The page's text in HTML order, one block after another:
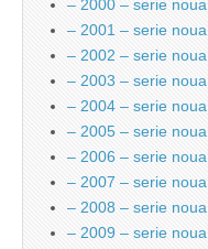
– 2000 – serie noua
– 2001 – serie noua
– 2002 – serie noua
– 2003 – serie noua
– 2004 – serie noua
– 2005 – serie noua
– 2006 – serie noua
– 2007 – serie noua
– 2008 – serie noua
– 2009 – serie noua